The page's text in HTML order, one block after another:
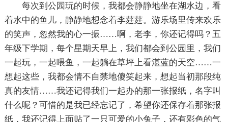
每次到公园玩的时候，我都会静静地坐在湖水边，看
着水中的鱼儿，静静地想念着李莛莛。游乐场里传来欢乐
的笑声，忽然我的心一振……啊，老李，你还记得吗？五
年级下学期，每个星期天早上，我们都会到公园里，我们
一起玩，一起喂鱼，一起躺在草坪上看湛蓝的天空……一
想起这些，我都会情不自禁地傻笑起来，想起当初那段纯
真的友情……我还记得我们一起办的那一张报纸，名字叫
什么呢？可惜的是我已经忘记了，希望你还保存着那张报
纸，我还记得上面贴了一只可爱的小兔子，还有彩色的气